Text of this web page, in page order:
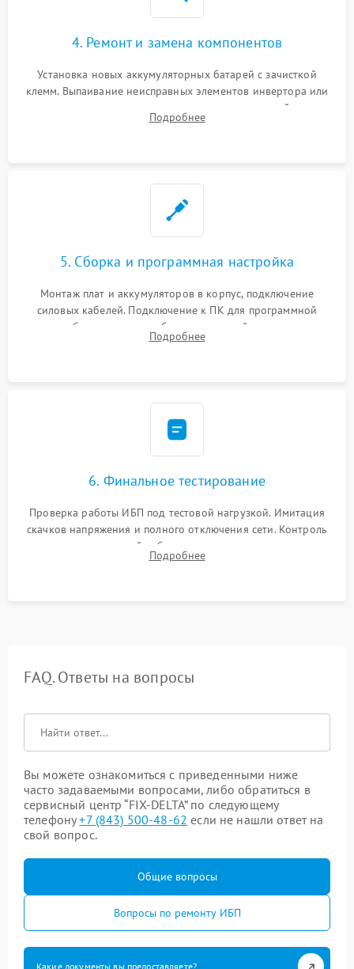
4. Ремонт и замена компонентов
Установка новых аккумуляторных батарей с зачисткой
клемм. Выпаивание неисправных элементов инвертора или
цепи зарядки и монтаж новых радиодеталей.
Восстановление поврежденных токоведущих дорожек и
Подробнее
5. Сборка и программная настройка
Монтаж плат и аккумуляторов в корпус, подключение
силовых кабелей. Подключение к ПК для программной
калибровки констант батареи, настройки порогов
срабатывания AVR и сброса счетчиков старения АКБ.
Подробнее
6. Финальное тестирование
Проверка работы ИБП под тестовой нагрузкой. Имитация
скачков напряжения и полного отключения сети. Контроль
времени автономной работы, температурного режима и
корректности формы выходного сигнала.
Подробнее
FAQ. Ответы на вопросы
Вы можете ознакомиться с приведенными ниже
часто задаваемыми вопросами, либо обратиться в
сервисный центр “FIX-DELTA” по следующему
телефону+7 (843) 500-48-62 если не нашли ответ на
свой вопрос.
Общие вопросы
Вопросы по ремонту ИБП
Какие документы вы предоставляете?